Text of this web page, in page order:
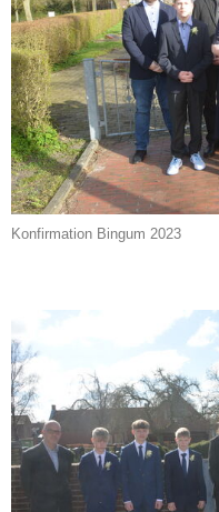
Konfirmation Bingum 2023